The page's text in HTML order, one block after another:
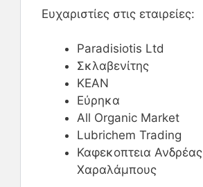
Ευχαριστίες στις εταιρείες:
Paradisiotis Ltd
Σκλαβενίτης
ΚΕΑΝ
Εύρηκα
All Organic Market
Lubrichem Trading
Καφεκοπτεια Ανδρέας
Χαραλάμπους